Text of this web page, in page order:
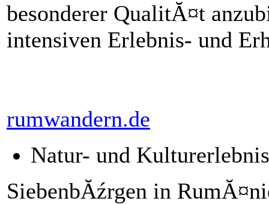
besonderer QualitĂ¤t
intensiven Erlebnis- und
rumwandern.de
Natur- und
SiebenbĂźrgen in